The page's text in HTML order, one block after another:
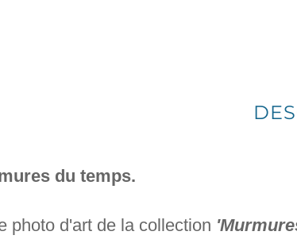
du temps.
photo d'art de la collection